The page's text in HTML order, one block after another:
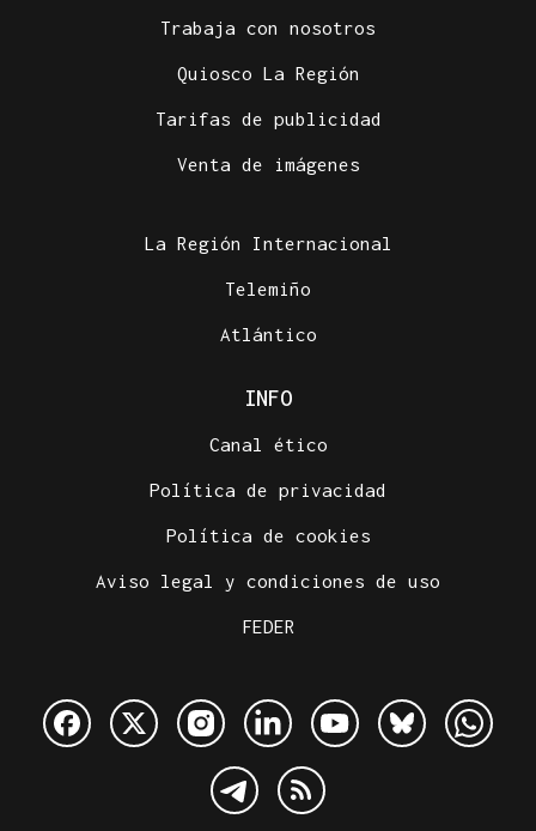
Trabaja con nosotros
Quiosco La Región
Tarifas de publicidad
Venta de imágenes
La Región Internacional
Telemiño
Atlántico
INFO
Canal ético
Política de privacidad
Política de cookies
Aviso legal y condiciones de uso
FEDER